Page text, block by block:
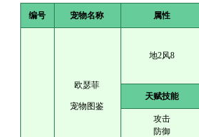
编号 宠物名称 属性
欧瑟菲
宠物图鉴
地2风8
天赋技能
攻击
防御